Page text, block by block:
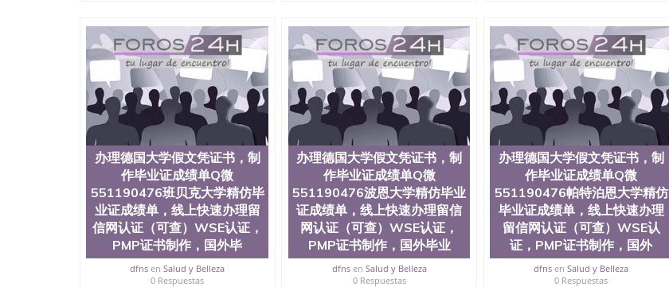
程学院、健康与人类发展学院、信息工程与科学学院、人文学院、护理学院、科学学院等。学校的教育学
院排名在全美前十名，工学院排名在前十五名，且继续攀升中。纽约大学为学生们提供本科、硕士及博士
学位。学校的专业课程包括：会计学、MBA、财务、教育、建筑工程、经济、医学、护理、文学、音乐、
生物学、统计学、美术、电子工程、天文学、农业、环境污染控制、历史、电气工程、生物工程、建筑设
计、工商管理、材料科学、机械工程、航天工程、土木工程、数学、化学、英语、社会科学、心理学、戏
剧、市场营销、机械工程、计算机科学、物理学、人工智能、商科、金融专业 1、客户提供相关材料，确
定客户办理信息，给出操作方案； 2、补充毕业证成绩单等相关材料； 3、留服注册申请账号，付定金；
4、预约递交时间，公司人员陪同客户本人一起去留服递交材料； 5、等待结果，完成结果书留服直接邮寄
给客户 6、客户确认收到结果，付余款。 我们对海外大学及学院的毕业证成绩单所使用的材料，尺寸大
小，防伪结构（包括：水印，阴影底纹，钢印LOGO烫金烫银，LOGO烫金烫银复合重叠。 文字图案浮雕，
激光镭射，紫外荧光，温感，复印防伪）都有原版本文凭对照。质量得到了广大海外客户群体的认可，同
时和海外学校留学中介， 同时能做到与时俱进，及时掌握各大院校的（毕业证，成绩单，资格证，学生
卡，结业证，录取通知书，在读证明等相关材料）的版本更新信息， 能够在时间掌握的海外学历文凭的样
版，尺寸大小，纸张材质，防伪技术等等，并在时间收集到原版实物，以求达到客户的需求。 我们的优
势： 我们在保证合理定价的同时，坚持较高性价比，通过品质和效率不断优化，为您倾情诠释什么是高性
价比。 咨询顾问：Sam q/微信:551190476 Q/微信:551190476办理毕业证成绩单、教育部认证,录取通知
书，雅思，留学回国证明.
办理德国大学假文凭证书，制
作毕业证成绩单Q微
551190476班贝克大学精仿毕
业证成绩单，线上快速办理留
信网认证（可查）WSE认证，
PMP证书制作，国外毕
dfns enSalud y Belleza
0 Respuestas
办理德国大学假文凭证书，制
作毕业证成绩单Q微
551190476波恩大学精仿毕业
证成绩单，线上快速办理留信
网认证（可查）WSE认证，
PMP证书制作，国外毕业
dfnsen Salud y Belleza
0 Respuestas
办理德国大学假文凭证书，制
作毕业证成绩单Q微
551190476帕特泊恩大学精仿
毕业证成绩单，线上快速办理
留信网认证（可查）WSE认
证，PMP证书制作，国外
dfns enSalud y Belleza
0 Respuestas